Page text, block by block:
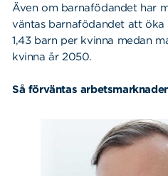
Även om barnafödandet har
väntas barnafödandet att öka
1,43 barn per kvinna medan
kvinna år 2050.
Så förväntas